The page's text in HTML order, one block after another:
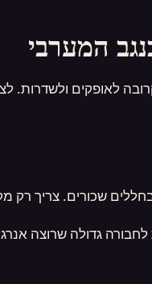
המערבי
שכורים. צריך
גדולה שרוצה